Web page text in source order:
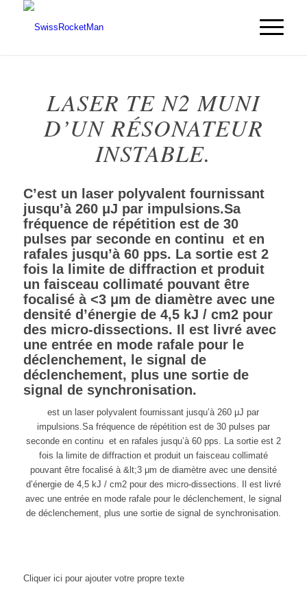
LASER TE N2 MUNI
D’UN RÉSONATEUR
INSTABLE.
C’est un laser polyvalent fournissant
jusqu’à 260 μJ par impulsions.Sa
fréquence de répétition est de 30
pulses par seconde en continu et en
rafales jusqu’à 60 pps. La sortie est 2
fois la limite de diffraction et produit
un faisceau collimaté pouvant être
focalisé à <3 μm de diamètre avec une
densité d’énergie de 4,5 kJ / cm2 pour
des micro-dissections. Il est livré avec
une entrée en mode rafale pour le
déclenchement, le signal de
déclenchement, plus une sortie de
signal de synchronisation.
est un laser polyvalent fournissant jusqu’à 260 μJ par
impulsions.Sa fréquence de répétition est de 30 pulses par
seconde en continu et en rafales jusqu’à 60 pps. La sortie est 2
fois la limite de diffraction et produit un faisceau collimaté
pouvant être focalisé à &lt;3 μm de diamètre avec une densité
d’énergie de 4,5 kJ / cm2 pour des micro-dissections. Il est livré
avec une entrée en mode rafale pour le déclenchement, le signal
de déclenchement, plus une sortie de signal de synchronisation.
Cliquer ici pour ajouter votre propre texte